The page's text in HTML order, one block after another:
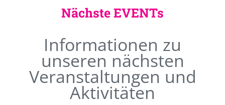
Nächste EVENTs
Informationen zu
unseren nächsten
Veranstaltungen und
Aktivitäten